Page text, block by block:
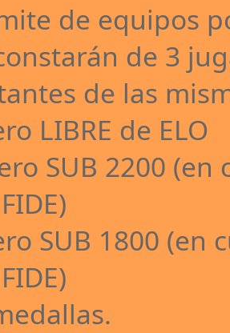
de equipos
de 3
de las
LIBRE de ELO
SUB 2200 (en
SUB 1800 (en